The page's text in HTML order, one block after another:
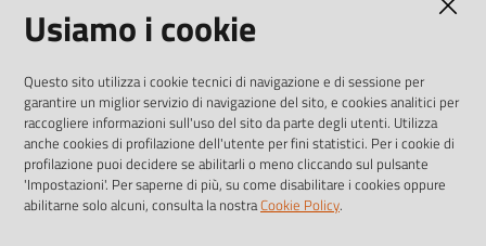
I dati personali pubblicati sono riutilizzabili solo alle condizioni
previste dalla direttiva comunitaria 2003/98/CE e dal d.lgs.
36/2006
Usiamo i cookie
Questo sito utilizza i cookie tecnici di navigazione e di sessione per
garantire un miglior servizio di navigazione del sito, e cookies analitici per
raccogliere informazioni sull'uso del sito da parte degli utenti. Utilizza
anche cookies di profilazione dell'utente per fini statistici. Per i cookie di
profilazione puoi decidere se abilitarli o meno cliccando sul pulsante
'Impostazioni'. Per saperne di più, su come disabilitare i cookies oppure
abilitarne solo alcuni, consulta la nostraCookie Policy.